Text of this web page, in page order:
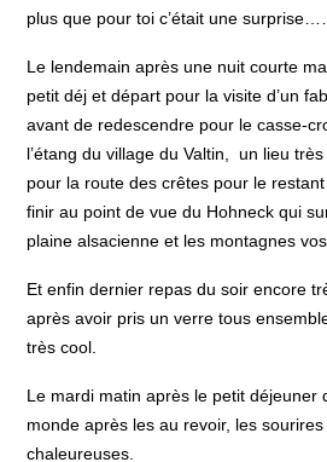
plus que pour toi c’était une
Le lendemain après une nuit courte
petit déj et départ pour la visite d’un
avant de redescendre pour le casse-
l’étang du village du Valtin, un lieu
pour la route des crêtes pour le
finir au point de vue du Hohneck qui
plaine alsacienne et les montagnes
Et enfin dernier repas du soir encore
après avoir pris un verre tous
très cool.
Le mardi matin après le petit déjeuner
monde après les au revoir, les
chaleureuses.